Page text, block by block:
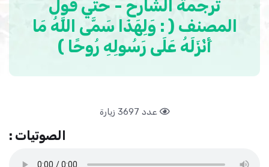
ترجمة الشارح - حتي قول
المصنف ( : وَلِهَذَا سَمَّى اللَّهُ مَا
أَنْزَلَهُ عَلَى رَسُولِهِ رُوحًا )
عدد 3697 زيارة
الصوتيات :